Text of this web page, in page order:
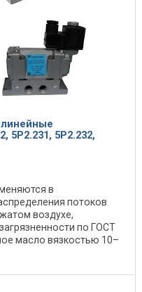
5Р2.231, 5Р2.232,
в
потоков
воздухе,
по ГОСТ
масло вязкостью 10–